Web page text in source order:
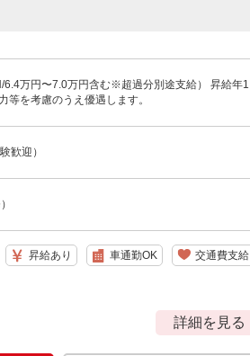
6.4万円〜7.0万円含む※超過分別途支給） 昇給年1
等を考慮のうえ優遇します。
歓迎）
昇給あり 車通勤OK 交通費支給
詳細を見る